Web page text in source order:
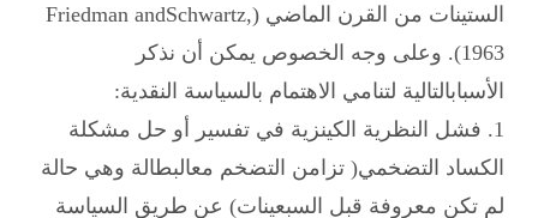
الستينات من القرن الماضي (Friedman andSchwartz,
1963). وعلى وجه الخصوص يمكن أن نذكر
الأسبابالتالية لتنامي الاهتمام بالسياسة النقدية:
1. فشل النظرية الكينزية في تفسير أو حل مشكلة
الكساد التضخمي( تزامن التضخم معالبطالة وهي حالة
لم تكن معروفة قبل السبعينات) عن طريق السياسة